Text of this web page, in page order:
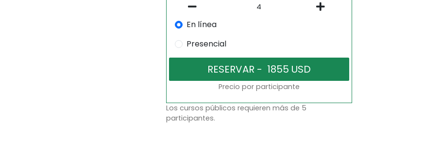
En línea
Presencial
Precio por participante
Los cursos públicos requieren más de 5
participantes.